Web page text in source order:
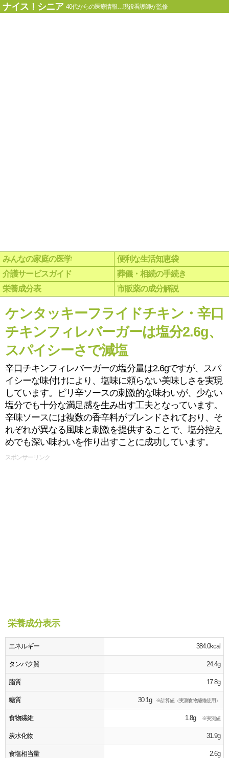
ナイス！シニア 40代からの医療情報…現役看護師が監修
みんなの家庭の医学
便利な生活知恵袋
介護サービスガイド
葬儀・相続の手続き
栄養成分表
市販薬の成分解説
ケンタッキーフライドチキン・辛口
チキンフィレバーガーは塩分2.6g、
スパイシーさで減塩
辛口チキンフィレバーガーの塩分量は2.6gですが、スパ
イシーな味付けにより、塩味に頼らない美味しさを実現
しています。ピリ辛ソースの刺激的な味わいが、少ない
塩分でも十分な満足感を生み出す工夫となっています。
辛味ソースには複数の香辛料がブレンドされており、そ
れぞれが異なる風味と刺激を提供することで、塩分控え
めでも深い味わいを作り出すことに成功しています。
スポンサーリンク
栄養成分表示
エネルギー 384.0kcal
タンパク質 24.4g
脂質 17.8g
糖質 30.1g ※計算値（実測食物繊維使用）
食物繊維 1.8g ※実測値
炭水化物 31.9g
食塩相当量 2.6g